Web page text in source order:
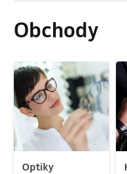
Obchody
Optiky